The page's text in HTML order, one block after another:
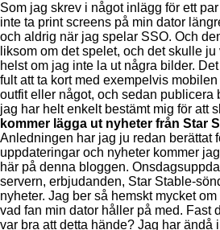
Som jag skrev i något inlägg för ett
inte ta print screens på min dator
och aldrig när jag spelar SSO. Och
liksom om det spelet, och det skulle
helst om jag inte la ut några bilder.
fult att ta kort med exempelvis
outfit eller något, och sedan publicera
jag har helt enkelt bestämt mig för att
kommer lägga ut nyheter från Star
Anledningen har jag ju redan berättat
uppdateringar och nyheter kommer
här på denna bloggen.
servern, erbjudanden, Star Stable-
nyheter. Jag ber så hemskt mycket
vad fan min dator håller på med. Fast
var bra att detta hände? Jag har ändå